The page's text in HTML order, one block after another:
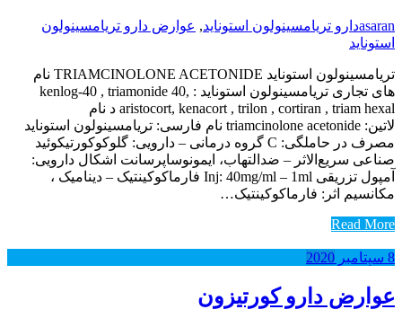
asaranدارو تریامسینولون استوناید, عوارض دارو تریامسینولون
استوناید
تریامسینولون استوناید TRIAMCINOLONE ACETONIDE نام
های تجاری تریامسینولون استوناید : kenlog-40 , triamonide 40,
aristocort, kenacort , trilon , cortiran , triam hexal د نام
لاتین: triamcinolone acetonide نام فارسی: تریامسینولون استوناید
مصرف در حاملگی: C گروه درمانی – دارویی: گلوکوکورتیکوئید
صناعی سریع‌الاثر – ضدالتهاب‌، ایمونوساپرسانت اشکال دارویی:
آمپول تزریقی Inj: 40mg/ml – 1ml فارماکوکینتیک – دینامیک ،
مکانسیم اثر: فارماکوکینتیک…
Read More
8 سپتامبر 2020
عوارض دارو کورتیزون